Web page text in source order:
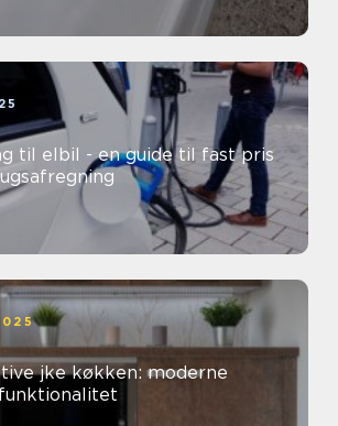
til elbil - en guide til fast pris
jke køkken: moderne